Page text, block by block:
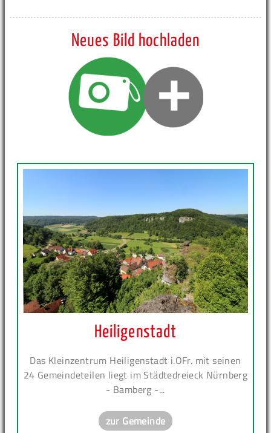
Neues Bild hochladen
Heiligenstadt
Das Kleinzentrum Heiligenstadt i.OFr. mit seinen
24 Gemeindeteilen liegt im Städtedreieck Nürnberg
- Bamberg -...
zur Gemeinde